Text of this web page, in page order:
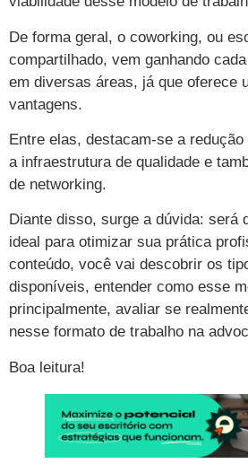
De forma geral, o coworking, ou
compartilhado, vem ganhando
em diversas áreas, já que oferece
vantagens.
Entre elas, destacam-se a
a infraestrutura de qualidade e
de networking.
Diante disso, surge a dúvida: será
ideal para otimizar sua prática
conteúdo, você vai descobrir os
disponíveis, entender como esse
principalmente, avaliar se
nesse formato de trabalho na
Boa leitura!